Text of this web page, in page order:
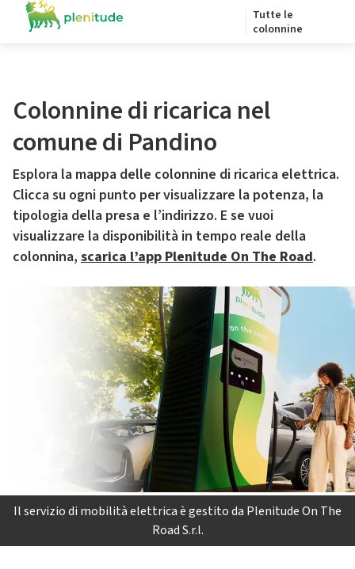
Tutte le
colonnine
Colonnine di ricarica nel
comune di Pandino
Esplora la mappa delle colonnine di ricarica elettrica.
Clicca su ogni punto per visualizzare la potenza, la
tipologia della presa e l’indirizzo. E se vuoi
visualizzare la disponibilità in tempo reale della
colonnina, scarica l’app Plenitude On The Road.
Il servizio di mobilità elettrica è gestito da Plenitude On The
Road S.r.l.